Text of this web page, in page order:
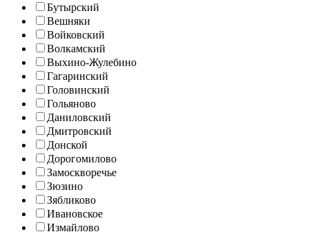
Бутырский
Вешняки
Войковский
Волкамский
Выхино-Жулебино
Гагаринский
Головинский
Гольяново
Даниловский
Дмитровский
Донской
Дорогомилово
Замоскворечье
Зюзино
Зябликово
Ивановское
Измайлово